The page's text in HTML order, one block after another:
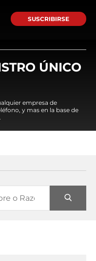
SUSCRIBIRSE
ÚNICO
empresa de
y mas en la base de